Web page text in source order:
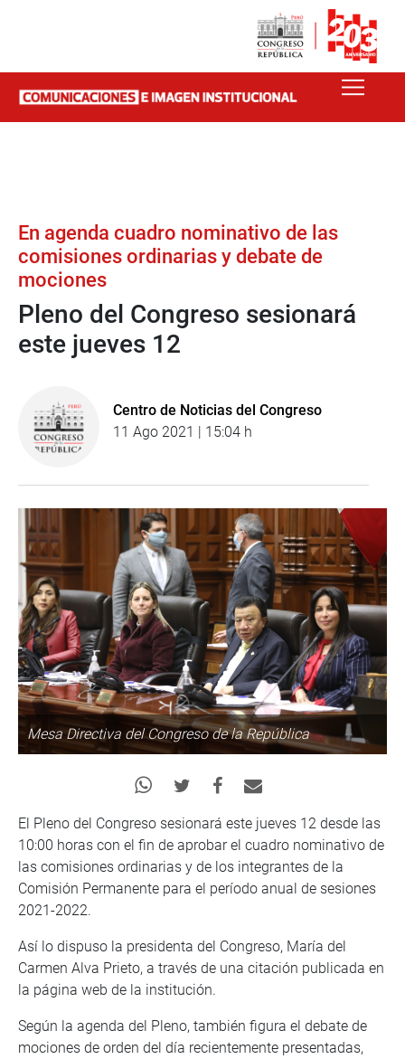
En agenda cuadro nominativo de las
comisiones ordinarias y debate de
mociones
Pleno del Congreso sesionará
este jueves 12
Centro de Noticias del Congreso
11 Ago 2021 | 15:04 h
Mesa Directiva del Congreso de la República
El Pleno del Congreso sesionará este jueves 12 desde las
10:00 horas con el fin de aprobar el cuadro nominativo de
las comisiones ordinarias y de los integrantes de la
Comisión Permanente para el período anual de sesiones
2021-2022.
Así lo dispuso la presidenta del Congreso, María del
Carmen Alva Prieto, a través de una citación publicada en
la página web de la institución.
Según la agenda del Pleno, también figura el debate de
mociones de orden del día recientemente presentadas,